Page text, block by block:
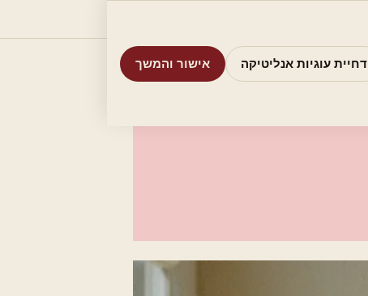
דחיית עוגיות אנליטיקה אישור והמשך